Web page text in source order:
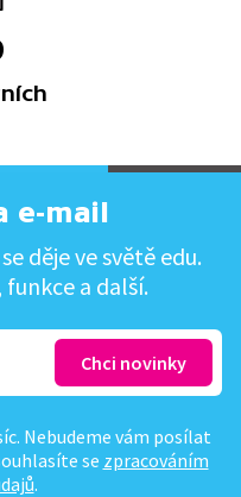
e-mail
děje ve světě edu.
a další.
Nebudeme vám posílat
se zpracováním
.